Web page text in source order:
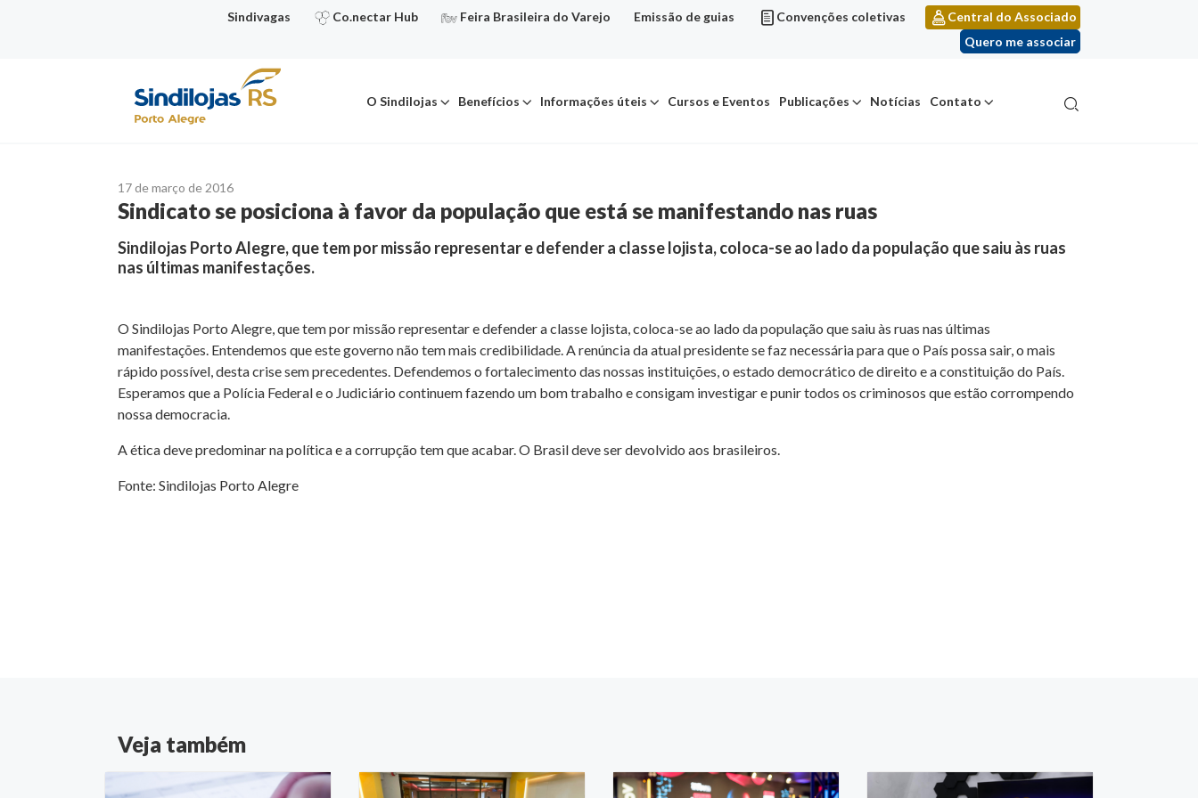
Sindivagas Co.nectar Hub Feira Brasileira do Varejo Emissão de guias Convenções coletivas
Central do Associado
Quero me associar
O Sindilojas Benefícios Informações úteis Cursos e Eventos Publicações Notícias Contato
17 de março de 2016
Sindicato se posiciona à favor da população que está se manifestando nas ruas
Sindilojas Porto Alegre, que tem por missão representar e defender a classe lojista, coloca-se ao lado da população que saiu às ruas
nas últimas manifestações.
O Sindilojas Porto Alegre, que tem por missão representar e defender a classe lojista, coloca-se ao lado da população que saiu às ruas nas últimas
manifestações. Entendemos que este governo não tem mais credibilidade. A renúncia da atual presidente se faz necessária para que o País possa sair, o mais
rápido possível, desta crise sem precedentes. Defendemos o fortalecimento das nossas instituições, o estado democrático de direito e a constituição do País.
Esperamos que a Polícia Federal e o Judiciário continuem fazendo um bom trabalho e consigam investigar e punir todos os criminosos que estão corrompendo
nossa democracia.
A ética deve predominar na política e a corrupção tem que acabar. O Brasil deve ser devolvido aos brasileiros.
Fonte: Sindilojas Porto Alegre
Veja também